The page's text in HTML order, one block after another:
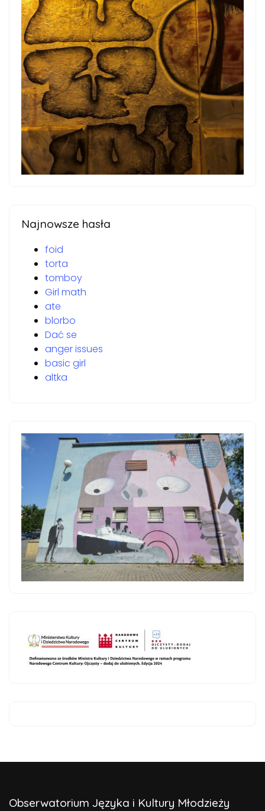
Najnowsze hasła
foid
torta
tomboy
Girl math
ate
blorbo
Dać se
anger issues
basic girl
altka
Obserwatorium Języka i Kultury Młodzieży